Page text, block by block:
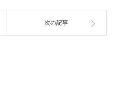
次の記事